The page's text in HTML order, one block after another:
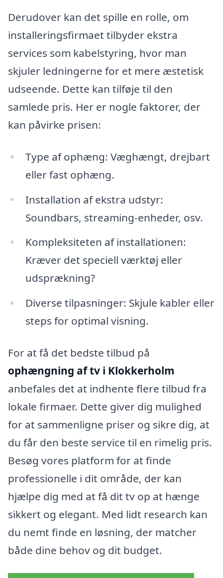
Derudover kan det spille en rolle, om
installeringsfirmaet tilbyder ekstra
services som kabelstyring, hvor man
skjuler ledningerne for et mere æstetisk
udseende. Dette kan tilføje til den
samlede pris. Her er nogle faktorer, der
kan påvirke prisen:
Type af ophæng: Væghængt, drejbart
eller fast ophæng.
Installation af ekstra udstyr:
Soundbars, streaming-enheder, osv.
Kompleksiteten af installationen:
Kræver det speciell værktøj eller
udsprækning?
Diverse tilpasninger: Skjule kabler eller
steps for optimal visning.
For at få det bedste tilbud på
ophængning af tv i Klokkerholm
anbefales det at indhente flere tilbud fra
lokale firmaer. Dette giver dig mulighed
for at sammenligne priser og sikre dig, at
du får den beste service til en rimelig pris.
Besøg vores platform for at finde
professionelle i dit område, der kan
hjælpe dig med at få dit tv op at hænge
sikkert og elegant. Med lidt research kan
du nemt finde en løsning, der matcher
både dine behov og dit budget.